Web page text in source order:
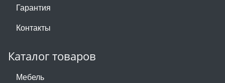
Гарантия
Контакты
Каталог товаров
Мебель